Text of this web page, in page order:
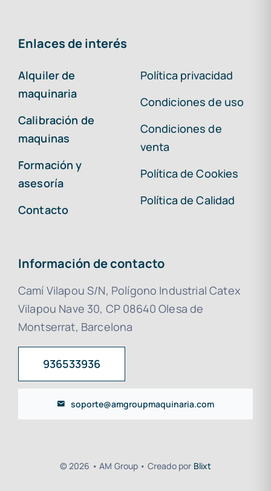
Enlaces de interés
Alquiler de
maquinaria
Calibración de
maquinas
Formación y
asesoría
Contacto
Política privacidad
Condiciones de uso
Condiciones de
venta
Política de Cookies
Política de Calidad
Información de contacto
Camí Vilapou S/N, Polígono Industrial Catex
Vilapou Nave 30, CP 08640 Olesa de
Montserrat, Barcelona
936533936
soporte@amgroupmaquinaria.com
© 2026 • AM Group • Creado por Blixt